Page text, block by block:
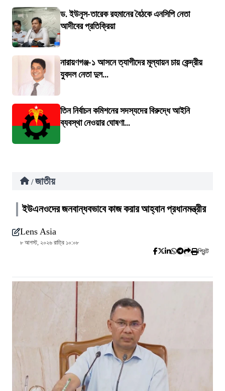
ড. ইউনূস-তারেক রহমানের বৈঠকে এনসিপি নেতা
আদীবের প্রতিক্রিয়া
নারায়ণগঞ্জ-১ আসনে ত্যাগীদের মূল্যায়ন চায় কেন্দ্রীয়
যুবদল নেতা দুল...
তিন নির্বাচন কমিশনের সদস্যদের বিরুদ্ধে আইনি
ব্যবস্থা নেওয়ার ঘোষণা...
/ জাতীয়
ইউএনওদের জনবান্ধবভাবে কাজ করার আহ্বান প্রধানমন্ত্রীর
Lens Asia
৮ আগস্ট, ২০২৬ রাত্রি ১০:০৮
প্রিন্ট